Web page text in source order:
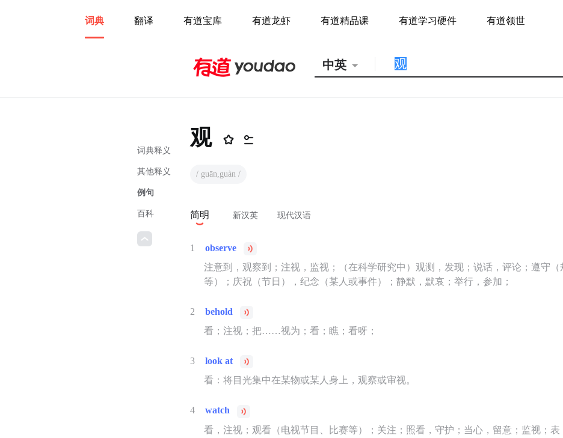
词典 翻译 有道宝库 有道龙虾 有道精品课 有道学习硬件 有道领世
中英
词典释义
其他释义
例句
百科
观
/ guān,guàn /
简明 新汉英 现代汉语
1
observe
注意到，观察到；注视，监视；（在科学研究中）观测，发现；说话，评论；遵守（
等）；庆祝（节日），纪念（某人或事件）；静默，默哀；举行，参加；
2
behold
看；注视；把……视为；看；瞧；看呀；
3
look at
看：将目光集中在某物或某人身上，观察或审视。
4
watch
看，注视；观看（电视节目、比赛等）；关注；照看，守护；当心，留意；监视；表